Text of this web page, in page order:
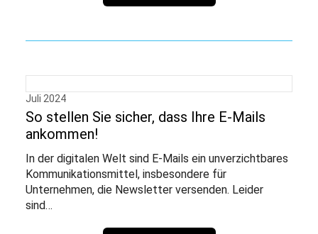
Juli 2024
So stellen Sie sicher, dass Ihre E-Mails
ankommen!
In der digitalen Welt sind E-Mails ein unverzichtbares
Kommunikationsmittel, insbesondere für
Unternehmen, die Newsletter versenden. Leider
sind…